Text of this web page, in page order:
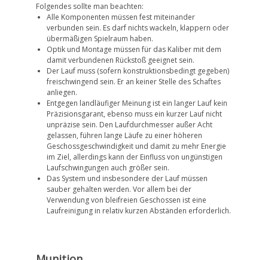
Folgendes sollte man beachten:
Alle Komponenten müssen fest miteinander
verbunden sein. Es darf nichts wackeln, klappern oder
übermäßigen Spielraum haben.
Optik und Montage müssen für das Kaliber mit dem
damit verbundenen Rückstoß geeignet sein.
Der Lauf muss (sofern konstruktionsbedingt gegeben)
freischwingend sein. Er an keiner Stelle des Schaftes
anliegen.
Entgegen landläufiger Meinung ist ein langer Lauf kein
Präzisionsgarant, ebenso muss ein kurzer Lauf nicht
unpräzise sein. Den Laufdurchmesser außer Acht
gelassen, führen lange Läufe zu einer höheren
Geschossgeschwindigkeit und damit zu mehr Energie
im Ziel, allerdings kann der Einfluss von ungünstigen
Laufschwingungen auch größer sein.
Das System und insbesondere der Lauf müssen
sauber gehalten werden. Vor allem bei der
Verwendung von bleifreien Geschossen ist eine
Laufreinigung in relativ kurzen Abständen erforderlich.